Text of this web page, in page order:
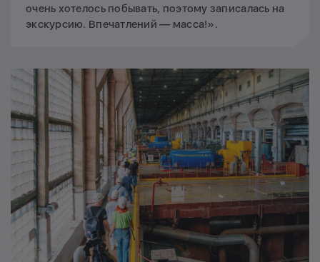
очень хотелось побывать, поэтому записалась на
экскурсию. Впечатлений — масса!».